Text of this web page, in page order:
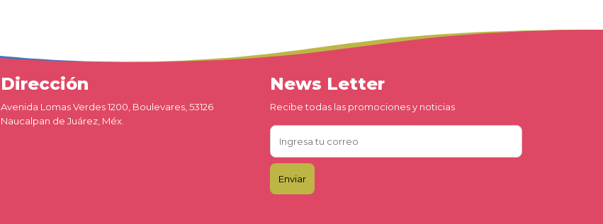
Dirección
Avenida Lomas Verdes 1200, Boulevares, 53126
Naucalpan de Juárez, Méx.
News Letter
Recibe todas las promociones y noticias